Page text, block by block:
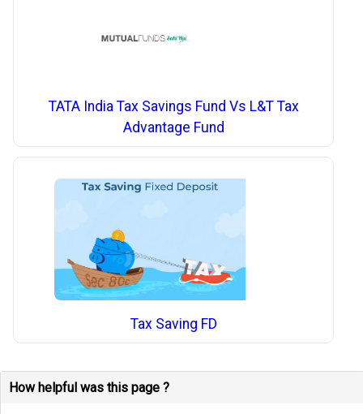
TATA India Tax Savings Fund Vs L&T Tax
Advantage Fund
Tax Saving FD
How helpful was this page ?